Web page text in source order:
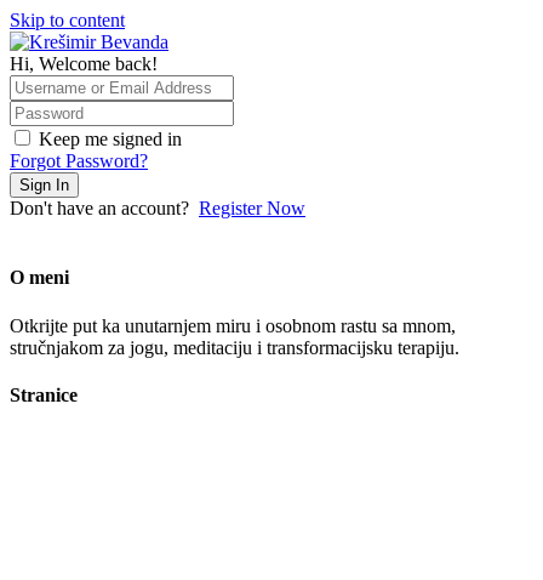
Skip to content
Hi, Welcome back!
Keep me signed in
Forgot Password?
Sign In
Don't have an account? Register Now
O meni
Otkrijte put ka unutarnjem miru i osobnom rastu sa mnom,
stručnjakom za jogu, meditaciju i transformacijsku terapiju.
Stranice